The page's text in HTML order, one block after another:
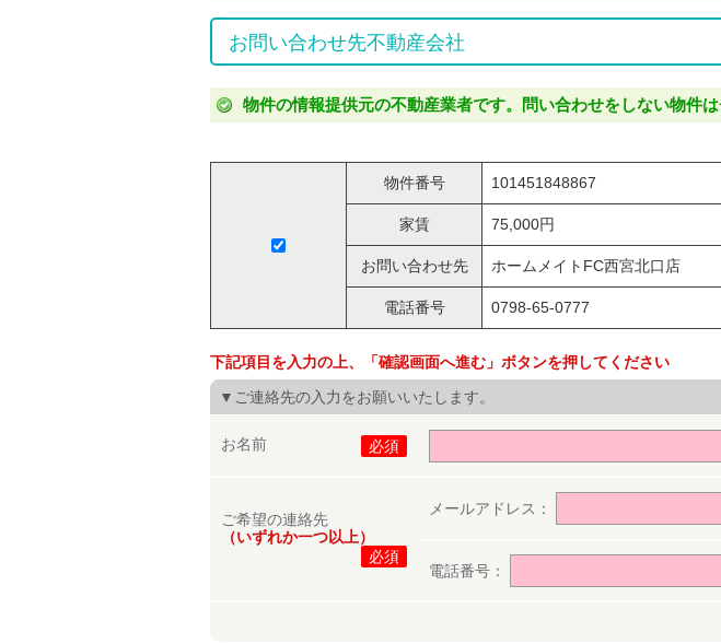
お問い合わせ先不動産会社
物件の情報提供元の不動産業者です。問い合わせをしない物件は
物件番号 101451848867
家賃 75,000円
お問い合わせ先 ホームメイトFC西宮北口店
電話番号 0798-65-0777
下記項目を入力の上、「確認画面へ進む」ボタンを押してください
▼ご連絡先の入力をお願いいたします。
お名前 必須
ご希望の連絡先
（いずれか一つ以上）
必須
メールアドレス：
電話番号：